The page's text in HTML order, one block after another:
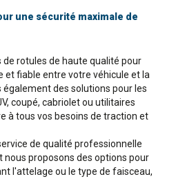
une sécurité maximale de
de rotules de haute qualité pour
et fiable entre votre véhicule et la
des solutions pour les
coupé, cabriolet ou utilitaires
à tous vos besoins de traction et
de qualité professionnelle
nous proposons des options pour
l'attelage ou le type de faisceau,